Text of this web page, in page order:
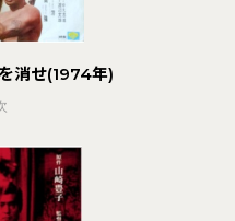
消せ(1974年)